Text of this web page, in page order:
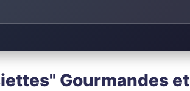
Gourmandes et